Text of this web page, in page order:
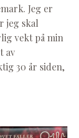
Jeg er
jeg skal
vekt på min
av
30 år siden,